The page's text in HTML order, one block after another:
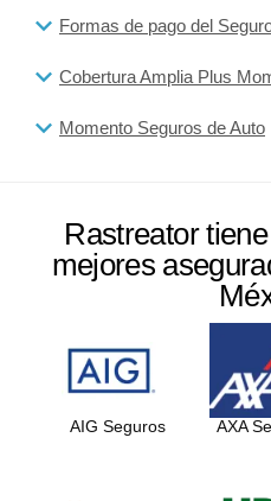
Formas de pago del
Cobertura Amplia Plus
Momento Seguros de Auto
Rastreator
mejores
AIG Seguros AXA